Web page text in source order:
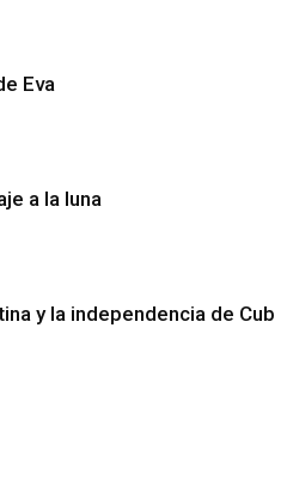
Eva
a la luna
y la independencia de Cuba